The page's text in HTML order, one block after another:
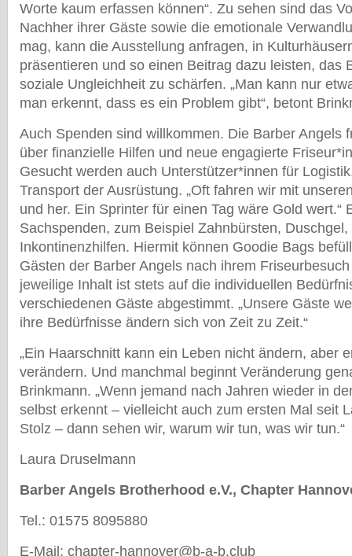
Worte kaum erfassen können“. Zu sehen sind das
Nachher ihrer Gäste sowie die emotionale
mag, kann die Ausstellung anfragen, in
präsentieren und so einen Beitrag dazu leisten, das
soziale Ungleichheit zu schärfen. „Man kann nur
man erkennt, dass es ein Problem gibt“, betont
Auch Spenden sind willkommen. Die Barber Angels
über finanzielle Hilfen und neue engagierte
Gesucht werden auch Unterstützer*innen für
Transport der Ausrüstung. „Oft fahren wir mit
und her. Ein Sprinter für einen Tag wäre Gold wert.“
Sachspenden, zum Beispiel Zahnbürsten,
Inkontinenzhilfen. Hiermit können Goodie Bags
Gästen der Barber Angels nach ihrem
jeweilige Inhalt ist stets auf die individuellen
verschiedenen Gäste abgestimmt. „Unsere Gäste
ihre Bedürfnisse ändern sich von Zeit zu Zeit.“
„Ein Haarschnitt kann ein Leben nicht ändern, aber
verändern. Und manchmal beginnt Veränderung
Brinkmann. „Wenn jemand nach Jahren wieder in
selbst erkennt – vielleicht auch zum ersten Mal seit
Stolz – dann sehen wir, warum wir tun, was wir tun.“
Laura Druselmann
Barber Angels Brotherhood e.V., Chapter
Tel.: 01575 8095880
E-Mail: chapter-hannover@b-a-b.club